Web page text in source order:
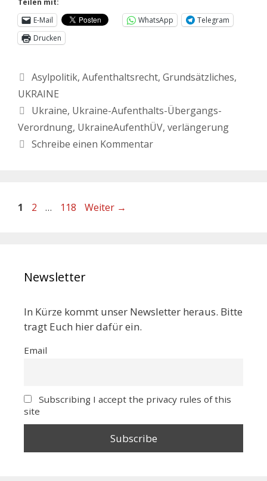
E-Mail
WhatsApp
Telegram
Drucken
Asylpolitik, Aufenthaltsrecht, Grundsätzliches,
UKRAINE
Ukraine, Ukraine-Aufenthalts-Übergangs-
Verordnung, UkraineAufenthÜV, verlängerung
Schreibe einen Kommentar
1 2 … 118 Weiter →
Newsletter
In Kürze kommt unser Newsletter heraus. Bitte
tragt Euch hier dafür ein.
Email
Subscribing I accept the privacy rules of this
site